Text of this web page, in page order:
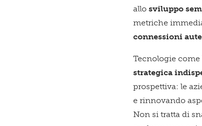
allosviluppo
metriche
connessioni
Tecnologie
strategica
prospettiva: le
e rinnovando
Non si tratta di